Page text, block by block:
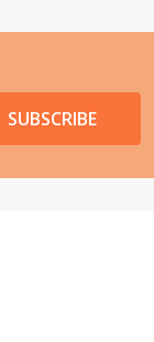
SUBSCRIBE